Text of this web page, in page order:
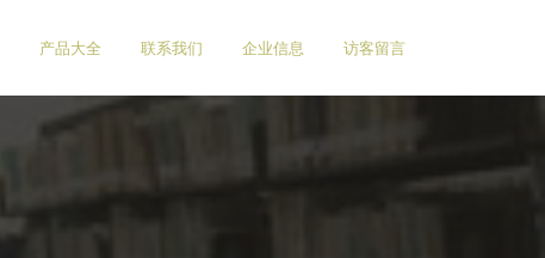
产品大全 联系我们 企业信息 访客留言